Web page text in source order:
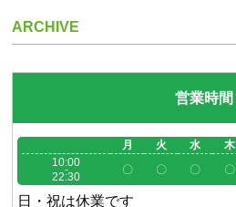
ARCHIVE
営業時間
月 火 水 木
10:00
-
22:30
〇 〇 〇 〇
日・祝は休業です